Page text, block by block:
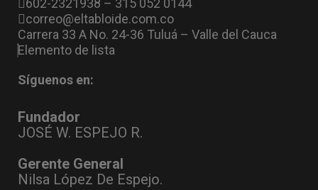
602-2321938 – 315 052 0144
correo@eltabloide.com.co
Carrera 33 A No. 24-36 Tuluá – Valle del Cauca
Elemento de lista
Síguenos en:
Fundador
JOSÉ W. ESPEJO R.
Gerente General
Nilsa López De Espejo.